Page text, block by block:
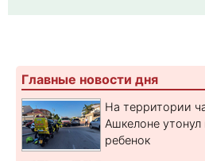
Главные новости дня
На территории
Ашкелоне
ребенок